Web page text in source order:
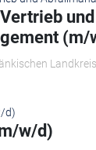
und
(m/
w/d)